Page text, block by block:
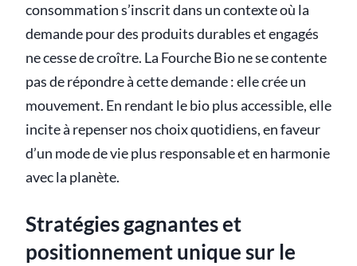
consommation s’inscrit dans un contexte où la
demande pour des produits durables et engagés
ne cesse de croître. La Fourche Bio ne se contente
pas de répondre à cette demande : elle crée un
mouvement. En rendant le bio plus accessible, elle
incite à repenser nos choix quotidiens, en faveur
d’un mode de vie plus responsable et en harmonie
avec la planète.
Stratégies gagnantes et
positionnement unique sur le